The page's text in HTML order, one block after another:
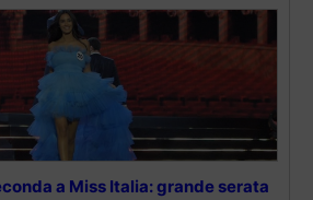
a Miss Italia: grande serata